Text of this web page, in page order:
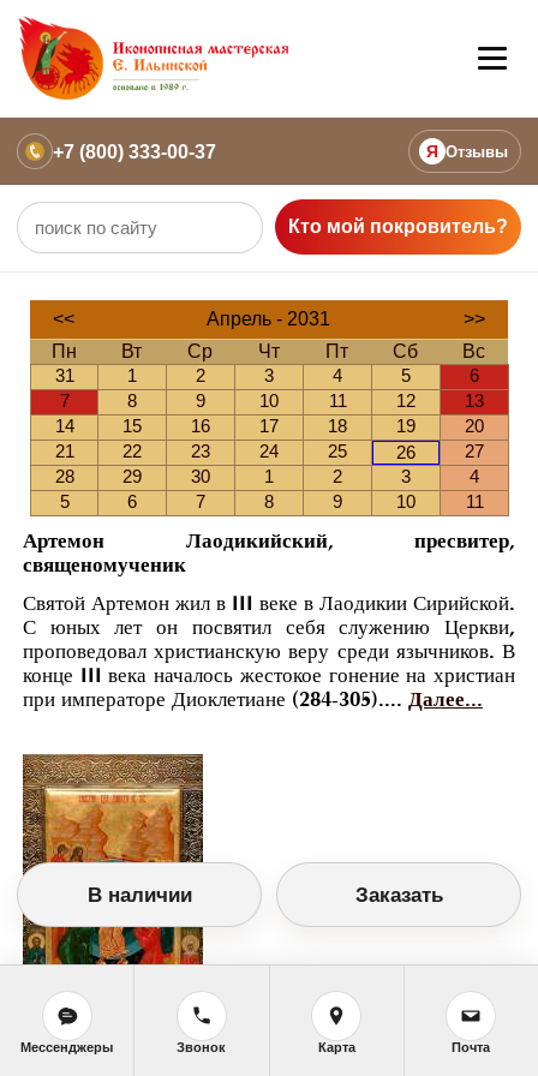
+7 (800) 333-00-37 Я Отзывы
Кто мой покровитель?
<< Апрель - 2031
>>
Пн
Вт Ср Чт Пт Сб
Вс
31
1 2 3 4 5
6
7
8 9 10 11 12
13
14
15 16 17 18 19
20
21
22 23 24 25 26
27
28
29 30 1 2 3
4
5
6 7 8 9 10 11
Артемон Лаодикийский, пресвитер,
священомученик
Святой Артемон жил в III веке в Лаодикии Сирийской.
С юных лет он посвятил себя служению Церкви,
проповедовал христианскую веру среди язычников. В
конце III века началось жестокое гонение на христиан
при императоре Диоклетиане (284-305).... Далее...
В наличии Заказать
Мессенджеры Звонок Карта Почта